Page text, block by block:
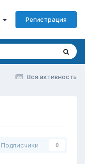
Регистрация
Вся активность
Подписчики 0